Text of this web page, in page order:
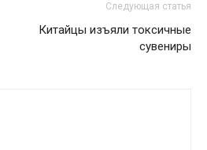
Следующая статья
Китайцы изъяли токсичные
сувениры